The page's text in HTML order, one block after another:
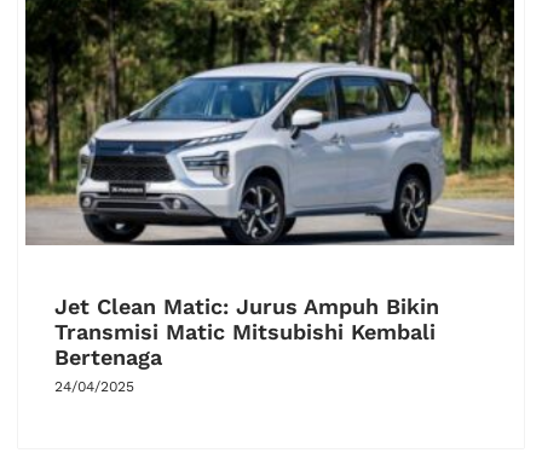
Jet Clean Matic: Jurus Ampuh Bikin
Transmisi Matic Mitsubishi Kembali
Bertenaga
24/04/2025